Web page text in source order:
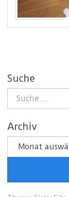
Suche
nach:
Archiv